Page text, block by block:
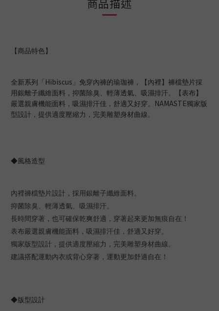
【商品特色】
全新系列「 Hibiscus 」免穿內褲的瑜珈褲，【內裡】褲檔墊片採
用銀離子纖維面料，抑菌除臭、輕薄透氣、吸濕排汗。【表布】
嚴選親膚機能面料，吸濕排汗佳，舒適又好穿。
NAMASTE獨家版
型設計，提供適度壓縮力，完美雕塑身材曲線。
◆風格造型
內裡褲檔墊片設計，採用銀離子纖維面料。
抑菌除臭、輕薄透氣、吸濕排汗。
長時間穿著，也可確保乾爽舒適，穿著起來更加無痕自在！
表布嚴選親膚機能面料，吸濕排汗佳，舒適又好穿。
獨家版型設計，提供適度壓縮力，完美雕塑身材曲線。
建議搭配運動內衣或背心穿著，運動更加舒適自在！
◆版型設計